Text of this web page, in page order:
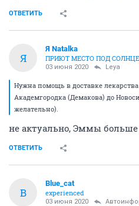
ОТВЕТИТЬ
Я
Я Natalka
ПРИЮТ МЕСТО ПОД
03 июня 2020 Leya
Нужна помощь в доставке
Академгородка (Демакова) до
желательно).
не актуально, Эммы больше
ОТВЕТИТЬ
B
Blue_cat
experienced
03 июня 2020